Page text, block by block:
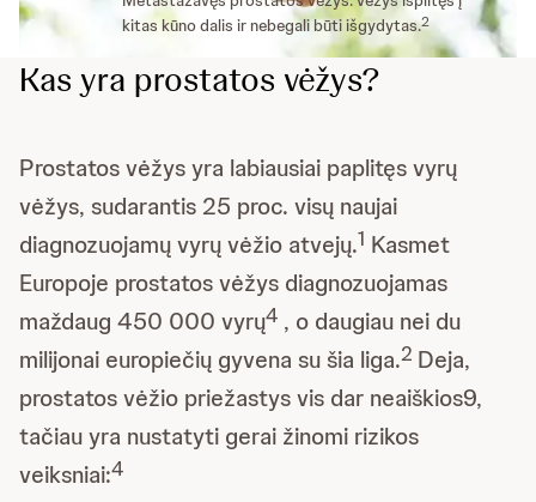
kitas kūno dalis ir nebegali būti išgydytas.2
Kas yra prostatos vėžys?
Prostatos vėžys yra labiausiai paplitęs vyrų
vėžys, sudarantis 25 proc. visų naujai
diagnozuojamų vyrų vėžio atvejų.1 Kasmet
Europoje prostatos vėžys diagnozuojamas
maždaug 450 000 vyrų4 , o daugiau nei du
milijonai europiečių gyvena su šia liga.2 Deja,
prostatos vėžio priežastys vis dar neaiškios9,
tačiau yra nustatyti gerai žinomi rizikos
veiksniai:4